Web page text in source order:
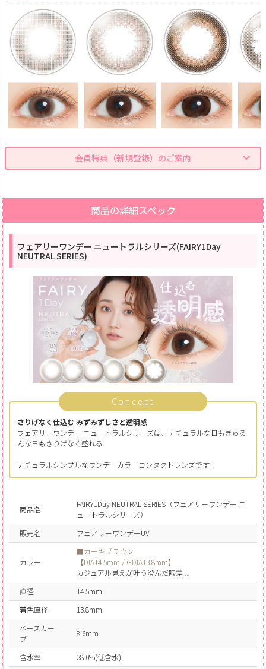
会員特典（新規登録）のご案内
商品の詳細スペック
フェアリーワンデー ニュートラルシリーズ(FAIRY1Day
NEUTRAL SERIES)
Concept
さりげなく仕込む みずみずしさと透明感
フェアリーワンデー ニュートラルシリーズは、ナチュラルな日もきゅる
んな日もさりげなく盛れる
ナチュラルシンプルなワンデーカラーコンタクトレンズです！
商品名
FAIRY1Day NEUTRAL SERIES（フェアリーワンデー ニ
ュートラルシリーズ）
販売名
フェアリーワンデーUV
カラー
■カーキブラウン
【DIA14.5mm / GDIA13.8mm】
カジュアル見えが叶う澄んだ眼差し
直径
14.5mm
着色直径
13.8mm
ベースカー
ブ
8.6mm
含水率
38.0%(低含水)